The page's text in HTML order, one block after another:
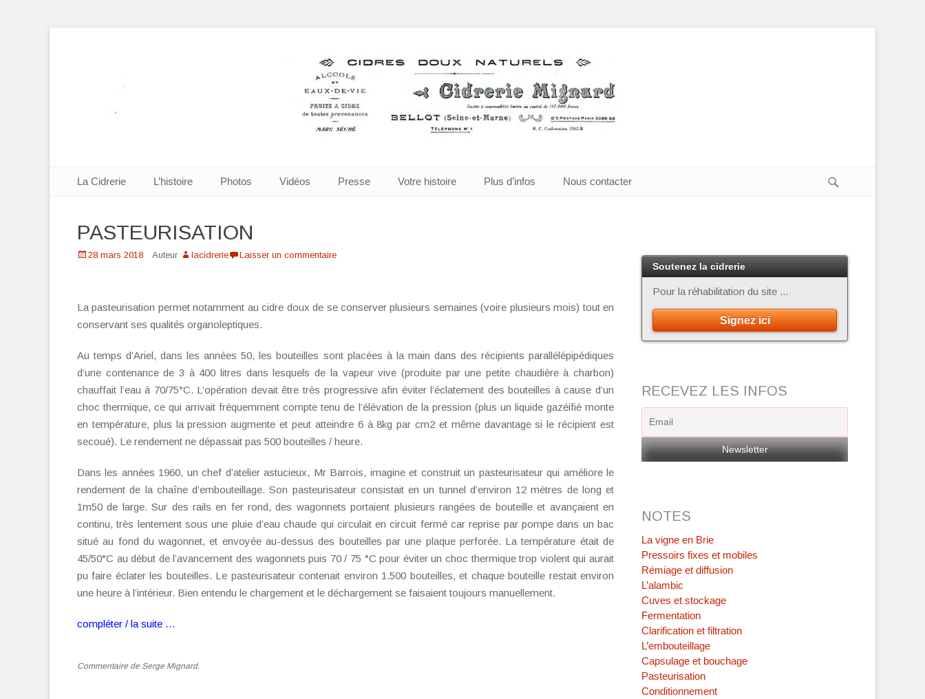
Cidrerie Mignard à Bellot
Premier menu
La Cidrerie L’histoire Photos Vidéos Presse Votre histoire Plus d’infos Nous contacter
PASTEURISATION
Posté28 mars 2018 Auteur lacidrerie Laisser un commentaire
La pasteurisation permet notamment au cidre doux de se conserver plusieurs semaines (voire plusieurs mois) tout en
conservant ses qualités organoleptiques.
Au temps d’Ariel, dans les années 50, les bouteilles sont placées à la main dans des récipients parallélépipédiques
d’une contenance de 3 à 400 litres dans lesquels de la vapeur vive (produite par une petite chaudière à charbon)
chauffait l’eau à 70/75°C. L’opération devait être très progressive afin éviter l’éclatement des bouteilles à cause d’un
choc thermique, ce qui arrivait fréquemment compte tenu de l’élévation de la pression (plus un liquide gazéifié monte
en température, plus la pression augmente et peut atteindre 6 à 8kg par cm2 et même davantage si le récipient est
secoué). Le rendement ne dépassait pas 500 bouteilles / heure.
Dans les années 1960, un chef d’atelier astucieux, Mr Barrois, imagine et construit un pasteurisateur qui améliore le
rendement de la chaîne d’embouteillage. Son pasteurisateur consistait en un tunnel d’environ 12 mètres de long et
1m50 de large. Sur des rails en fer rond, des wagonnets portaient plusieurs rangées de bouteille et avançaient en
continu, très lentement sous une pluie d’eau chaude qui circulait en circuit fermé car reprise par pompe dans un bac
situé au fond du wagonnet, et envoyée au-dessus des bouteilles par une plaque perforée. La température était de
45/50°C au début de l’avancement des wagonnets puis 70 / 75 °C pour éviter un choc thermique trop violent qui aurait
pu faire éclater les bouteilles. Le pasteurisateur contenait environ 1.500 bouteilles, et chaque bouteille restait environ
une heure à l’intérieur. Bien entendu le chargement et le déchargement se faisaient toujours manuellement.
compléter / la suite …
Commentaire de Serge Mignard.
Soutenez la cidrerie
Pour la réhabilitation du site ...
Signez ici
RECEVEZ LES INFOS
NOTES
La vigne en Brie
Pressoirs fixes et mobiles
Rémiage et diffusion
L’alambic
Cuves et stockage
Fermentation
Clarification et filtration
L’embouteillage
Capsulage et bouchage
Pasteurisation
Conditionnement